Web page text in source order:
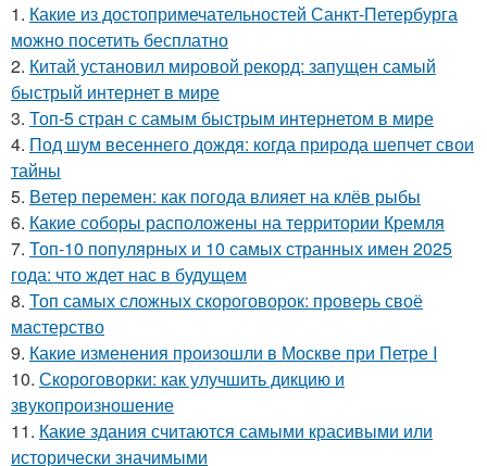
1. Какие из достопримечательностей Санкт-Петербурга
можно посетить бесплатно
2. Китай установил мировой рекорд: запущен самый
быстрый интернет в мире
3. Топ-5 стран с самым быстрым интернетом в мире
4. Под шум весеннего дождя: когда природа шепчет свои
тайны
5. Ветер перемен: как погода влияет на клёв рыбы
6. Какие соборы расположены на территории Кремля
7. Топ-10 популярных и 10 самых странных имен 2025
года: что ждет нас в будущем
8. Топ самых сложных скороговорок: проверь своё
мастерство
9. Какие изменения произошли в Москве при Петре I
10. Скороговорки: как улучшить дикцию и
звукопроизношение
11. Какие здания считаются самыми красивыми или
исторически значимыми